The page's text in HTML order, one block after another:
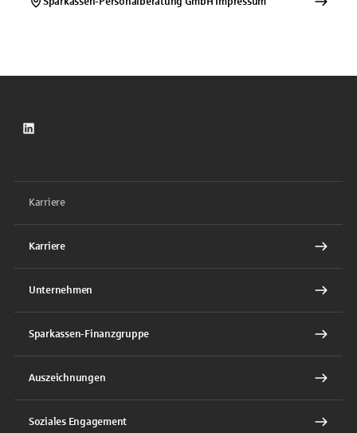
LinkedIn
Karriere
Karriere
Unternehmen
Sparkassen-Finanzgruppe
Auszeichnungen
Soziales Engagement